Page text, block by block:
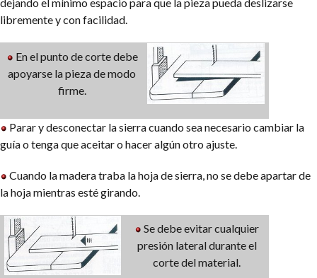
libremente y con facilidad.
En el punto de corte debe
apoyarse la pieza de modo
firme.
Parar y desconectar la sierra cuando sea necesario cambiar la
guía o tenga que aceitar o hacer algún otro ajuste.
Cuando la madera traba la hoja de sierra, no se debe apartar de
la hoja mientras esté girando.
Se debe evitar cualquier
presión lateral durante el
corte del material.